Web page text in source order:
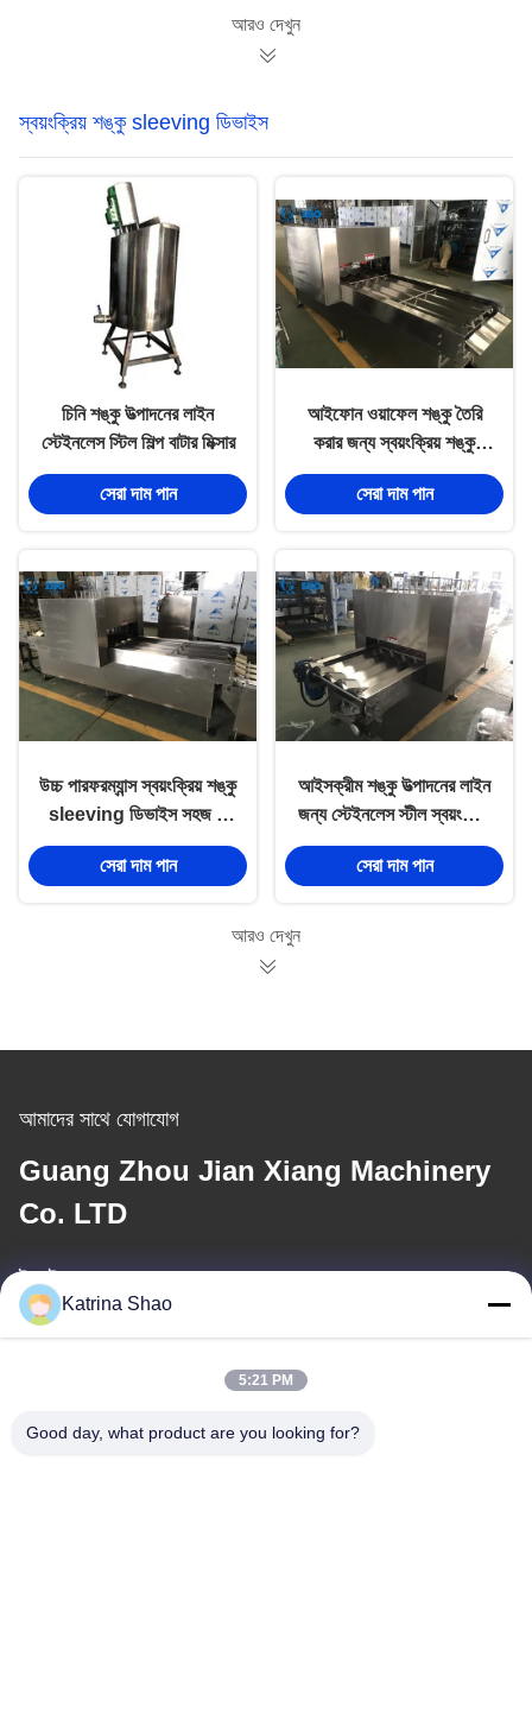
আরও দেখুন
স্বয়ংক্রিয় শঙ্কু sleeving ডিভাইস
চিনি শঙ্কু উত্পাদনের লাইন
স্টেইনলেস স্টিল শিল্প বাটার মিক্সার
সেরা দাম পান
আইফোন ওয়াফেল শঙ্কু তৈরি
করার জন্য স্বয়ংক্রিয় শঙ্কু
sleeving ডিভাইস অনুমোদিত
সেরা দাম পান
উচ্চ পারফরম্যান্স স্বয়ংক্রিয় শঙ্কু
sleeving ডিভাইস সহজ 1
বছর ওয়্যারেন্টি পরিচালনা
সেরা দাম পান
আইসক্রীম শঙ্কু উত্পাদনের লাইন
জন্য স্টেইনলেস স্টীল স্বয়ংক্রিয়
শঙ্কু sleeving ডিভাইস
সেরা দাম পান
আরও দেখুন
আমাদের সাথে যোগাযোগ
Guang Zhou Jian Xiang Machinery
Co. LTD
ই-মেইল
Katrina Shao
5:21 PM
Good day, what product are you looking for?